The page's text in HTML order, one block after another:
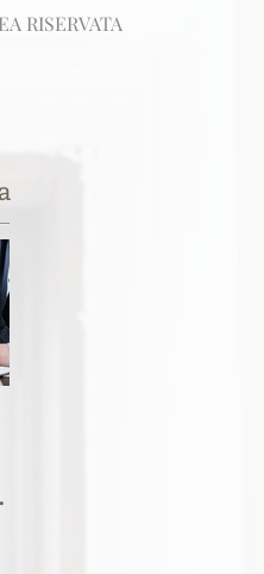
RISERVATA